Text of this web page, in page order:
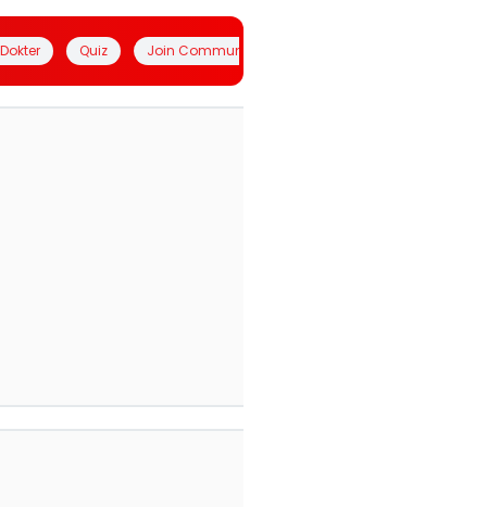
Quiz Join Community